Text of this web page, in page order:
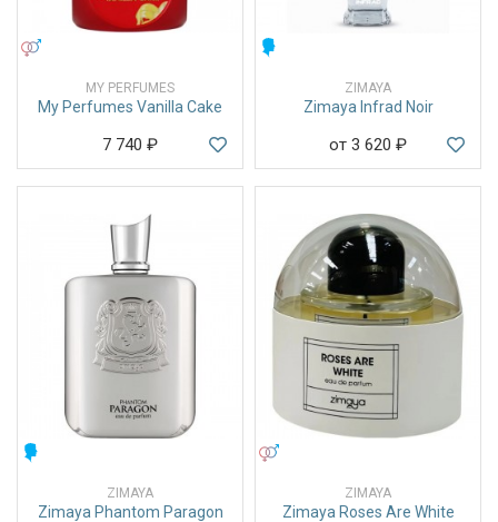
MY PERFUMES
My Perfumes Vanilla Cake
7 740 ₽
ZIMAYA
Zimaya Infrad Noir
от 3 620 ₽
ZIMAYA
Zimaya Phantom Paragon
ZIMAYA
Zimaya Roses Are White